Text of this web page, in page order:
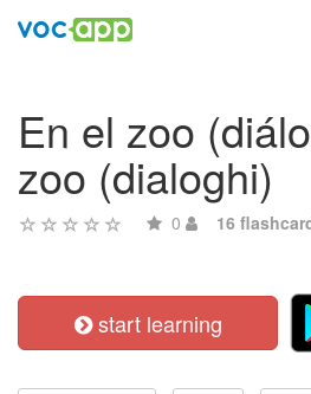
En el zoo
zoo (dialoghi)
0 16
start learning